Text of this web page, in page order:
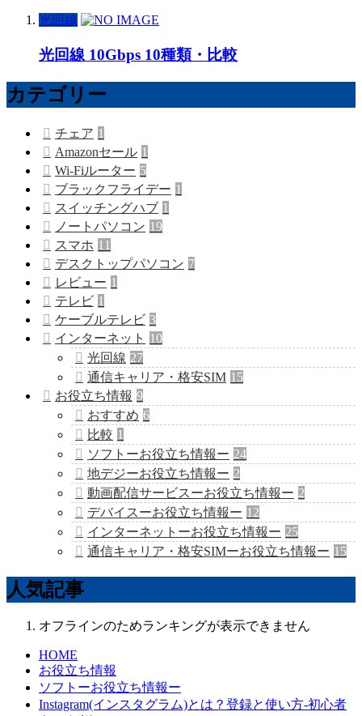
光回線
光回線 10Gbps 10種類・比較
カテゴリー
チェア 1
Amazonセール 1
Wi-Fiルーター 5
ブラックフライデー 1
スイッチングハブ 1
ノートパソコン 19
スマホ 11
デスクトップパソコン 7
レビュー 1
テレビ 1
ケーブルテレビ 3
インターネット
10
光回線 27
通信キャリア・格安SIM 15
お役立ち情報 9
おすすめ 6
比較 1
ソフトーお役立ち情報ー 24
地デジーお役立ち情報ー 2
動画配信サービスーお役立ち情報ー 2
デバイスーお役立ち情報ー 12
インターネットーお役立ち情報ー 25
通信キャリア・格安SIMーお役立ち情報ー 15
人気記事
オフラインのためランキングが表示できません
HOME
お役立ち情報
ソフトーお役立ち情報ー
Instagram(インスタグラム)とは？登録と使い方-初心者